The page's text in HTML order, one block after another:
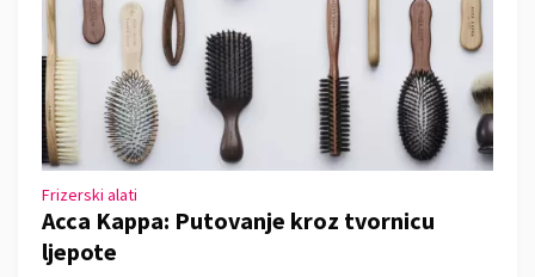
Frizerski alati
Acca Kappa: Putovanje kroz tvornicu
ljepote